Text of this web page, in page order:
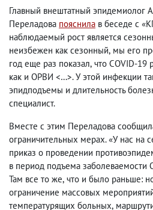
Главный внештатный эпидемиолог
Переладова пояснила в беседе с
наблюдаемый рост является
неизбежен как сезонный, мы его
год еще раз показал, что COVID-19
как и ОРВИ <…>. У этой инфекции
эпидподъемы и длительность
специалист.
Вместе с этим Переладова
ограничительных мерах. «У нас на
приказ о проведении
в период подъема заболеваемости
Там все то же, что и было раньше:
ограничение массовых
температурящих больных,